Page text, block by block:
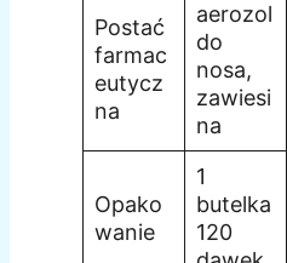
Postać
farmac
eutycz
na
aerozol
do
nosa,
zawiesi
na
Opako
wanie
1
butelka
120